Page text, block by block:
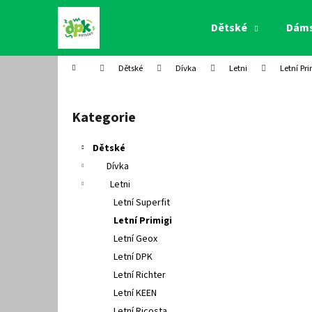
Dětské
Domů Dětské Dívka Letni Letní
Přeskočit
kategorie
Kategorie
Dětské
Dívka
Letni
Letní Superfit
Letní Primigi
Letní Geox
Letní DPK
Letní Richter
Letní KEEN
í
Zpět
do
Zpět
do